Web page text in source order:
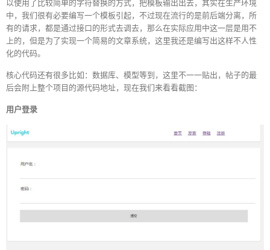
以使用了比较简单的字符替换的方式，把模板输出出去，其实在生产环境
中，我们很有必要编写一个模板引起，不过现在流行的是前后端分离，所
有的请求，都是通过接口的形式去调去，那么在实际应用中这一层是用不
上的，但是为了实现一个简易的文章系统，这里我还是编写出这样不人性
化的代码。
核心代码还有很多比如：数据库、模型等到，这里不一一贴出，帖子的最
后会附上整个项目的源代码地址，现在我们来看看截图：
用户登录